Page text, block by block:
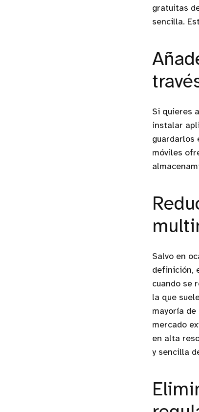
gratuitas
sencilla.
Si quieres
instalar
guardarlos
móviles
Salvo en
definición,
cuando se
la que
mayoría
mercado
en alta
y sencilla